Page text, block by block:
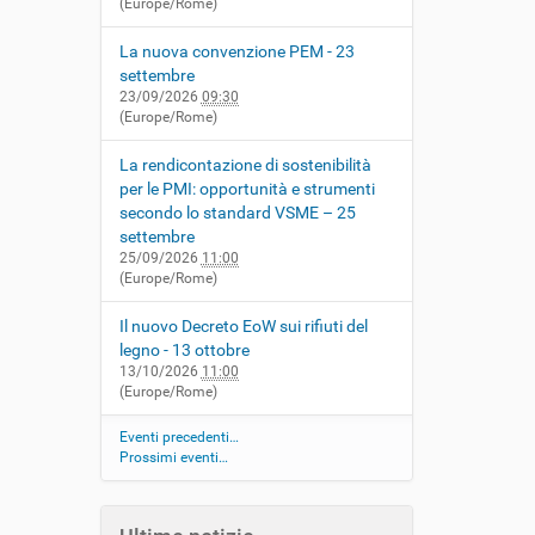
(Europe/Rome)
La nuova convenzione PEM - 23
settembre
23/09/2026 09:30
(Europe/Rome)
La rendicontazione di sostenibilità
per le PMI: opportunità e strumenti
secondo lo standard VSME – 25
settembre
25/09/2026 11:00
(Europe/Rome)
Il nuovo Decreto EoW sui rifiuti del
legno - 13 ottobre
13/10/2026 11:00
(Europe/Rome)
Eventi precedenti…
Prossimi eventi…